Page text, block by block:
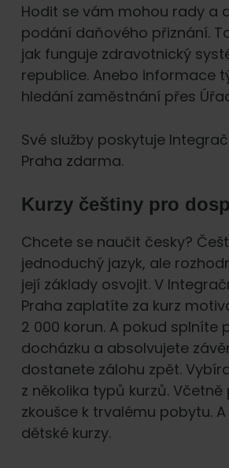
Hodit se vám mohou rady a
podání daňového přiznání.
jak funguje zdravotnický
republice. Anebo informace
hledání zaměstnání přes
Své služby poskytuje
Praha zdarma.
Kurzy češtiny pro
Chcete se naučit česky?
jednoduchý jazyk, ale
její základy osvojit. V
Praha zaplatíte za kurz
2 000 korun. A pokud splníte
docházku a absolvujete
dostanete zálohu zpět.
z několika typů kurzů.
zkoušce k trvalému pobytu.
dětské kurzy.